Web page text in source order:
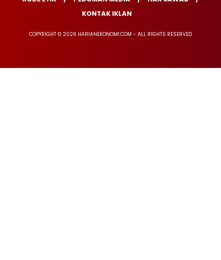
KONTAK IKLAN
COPYRIGHT © 2026 HARIANEKONOMI.COM - ALL RIGHTS RESERVED